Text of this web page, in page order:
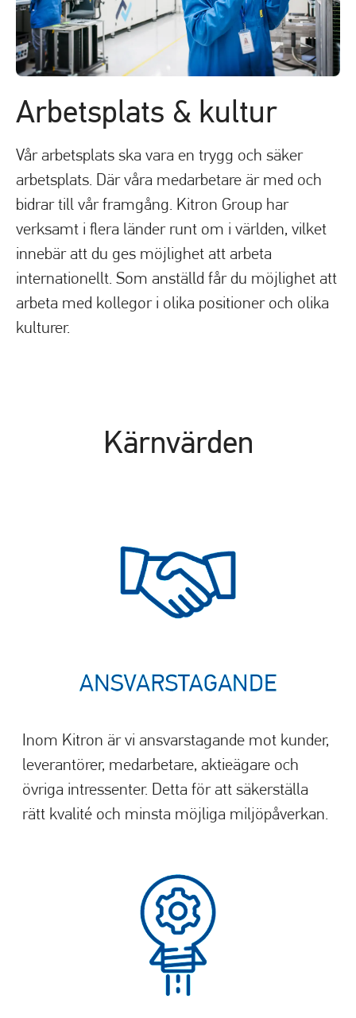
Arbetsplats & kultur
Vår arbetsplats ska vara en trygg och säker
arbetsplats. Där våra medarbetare är med och
bidrar till vår framgång. Kitron Group har
verksamt i flera länder runt om i världen, vilket
innebär att du ges möjlighet att arbeta
internationellt. Som anställd får du möjlighet att
arbeta med kollegor i olika positioner och olika
kulturer.
Kärnvärden
Inom Kitron är vi ansvarstagande mot kunder,
leverantörer, medarbetare, aktieägare och
övriga intressenter. Detta för att säkerställa
rätt kvalité och minsta möjliga miljöpåverkan.